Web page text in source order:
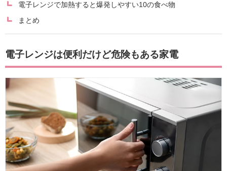
電子レンジで加熱すると爆発しやすい10の食べ物
まとめ
電子レンジは便利だけど危険もある家電